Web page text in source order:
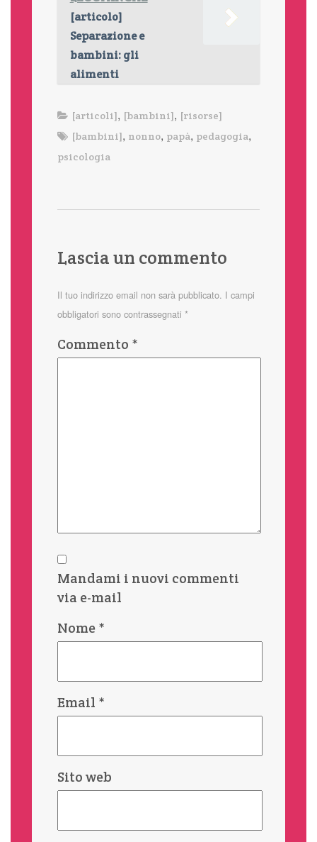
[articolo]
Separazione e
bambini: gli
alimenti
[articoli], [bambini], [risorse]
[bambini], nonno, papà, pedagogia,
psicologia
Lascia un commento
Il tuo indirizzo email non sarà pubblicato. I campi
obbligatori sono contrassegnati *
Commento *
Mandami i nuovi commenti
via e-mail
Nome *
Email *
Sito web